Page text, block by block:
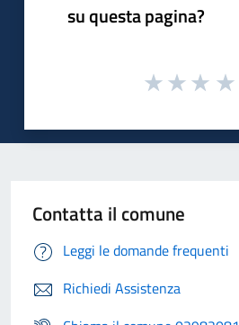
su questa pagina?
Contatta il comune
Leggi le domande frequenti
Richiedi Assistenza